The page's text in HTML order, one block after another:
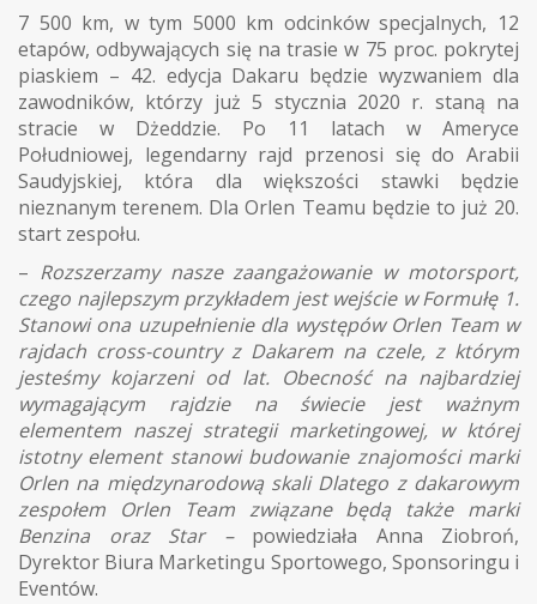
7 500 km, w tym 5000 km odcinków specjalnych, 12
etapów, odbywających się na trasie w 75 proc. pokrytej
piaskiem – 42. edycja Dakaru będzie wyzwaniem dla
zawodników, którzy już 5 stycznia 2020 r. staną na
stracie w Dżeddzie. Po 11 latach w Ameryce
Południowej, legendarny rajd przenosi się do Arabii
Saudyjskiej, która dla większości stawki będzie
nieznanym terenem. Dla Orlen Teamu będzie to już 20.
start zespołu.
– Rozszerzamy nasze zaangażowanie w motorsport,
czego najlepszym przykładem jest wejście w Formułę 1.
Stanowi ona uzupełnienie dla występów Orlen Team w
rajdach cross-country z Dakarem na czele, z którym
jesteśmy kojarzeni od lat. Obecność na najbardziej
wymagającym rajdzie na świecie jest ważnym
elementem naszej strategii marketingowej, w której
istotny element stanowi budowanie znajomości marki
Orlen na międzynarodową skali Dlatego z dakarowym
zespołem Orlen Team związane będą także marki
Benzina oraz Star –powiedziała Anna Ziobroń,
Dyrektor Biura Marketingu Sportowego, Sponsoringu i
Eventów.